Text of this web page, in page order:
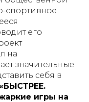
спортивное
его
на
значительные
себя в
игры на